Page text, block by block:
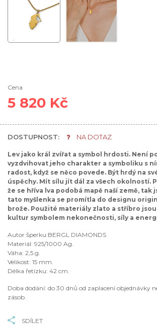
Cena
5 820 Kč
DOSTUPNOST: NA DOTAZ
Lev jako král zvířat a symbol hrdosti. Není
vyzdvihovat jeho charakter a symboliku s
radost, když se něco povede. Být hrdý na
úspěchy. Mít sílu jít dál za všech okolností.
že se hříva lva podobá mapě naší země, tak
tato myšlenka se promítla do designu
brože. Použité materiály zlato a stříbro
kultur symbolem nekonečnosti, síly a
Autor šperku:BERGL DIAMONDS
Materiál: 925/1000 Ag.
Váha: 2,5 g.
Velikost: 15 mm.
Délka řetízku: 42 cm.
Doba dodání: do 30 dnů od zaplacení objednávky
zásob.
SDÍLET